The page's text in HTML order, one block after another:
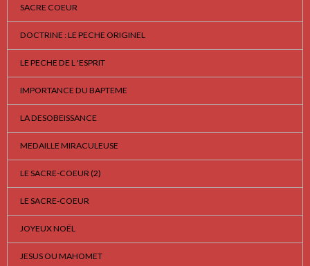
SACRE COEUR
DOCTRINE : LE PECHE ORIGINEL
LE PECHE DE L 'ESPRIT
IMPORTANCE DU BAPTEME
LA DESOBEISSANCE
MEDAILLE MIRACULEUSE
LE SACRE-COEUR (2)
LE SACRE-COEUR
JOYEUX NOËL
JESUS OU MAHOMET